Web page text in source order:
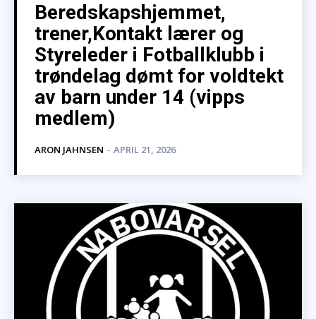
Beredskapshjemmet,
trener,Kontakt lærer og
Styreleder i Fotballklubb i
trøndelag dømt for voldtekt
av barn under 14 (vipps
medlem)
ARON JAHNSEN - APRIL 21, 2026